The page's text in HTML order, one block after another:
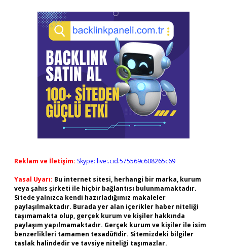
Reklam ve İletişim: Skype: live:.cid.575569c608265c69
Yasal Uyarı: Bu internet sitesi, herhangi bir marka, kurum
veya şahıs şirketi ile hiçbir bağlantısı bulunmamaktadır.
Sitede yalnızca kendi hazırladığımız makaleler
paylaşılmaktadır. Burada yer alan içerikler haber niteliği
taşımamakta olup, gerçek kurum ve kişiler hakkında
paylaşım yapılmamaktadır. Gerçek kurum ve kişiler ile isim
benzerlikleri tamamen tesadüfidir. Sitemizdeki bilgiler
taslak halindedir ve tavsiye niteliği taşımazlar.